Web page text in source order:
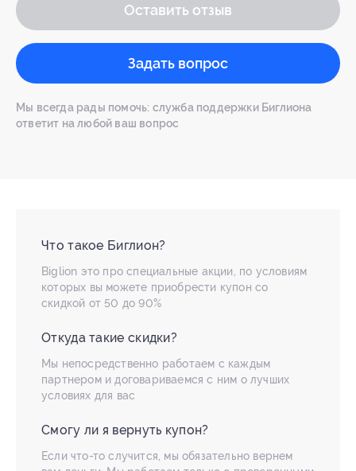
Оставить отзыв
Задать вопрос
Мы всегда рады помочь: служба поддержки Биглиона
ответит на любой ваш вопрос
Что такое Биглион?
Biglion это про специальные акции, по условиям
которых вы можете приобрести купон со
скидкой от 50 до 90%
Откуда такие скидки?
Мы непосредственно работаем с каждым
партнером и договариваемся с ним о лучших
условиях для вас
Смогу ли я вернуть купон?
Если что-то случится, мы обязательно вернем